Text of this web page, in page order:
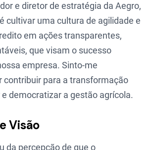
e diretor de estratégia da Aegro,
cultivar uma cultura de agilidade e
em ações transparentes,
que visam o sucesso
empresa. Sinto-me
contribuir para a transformação
democratizar a gestão agrícola.
Visão
da percepção de que o